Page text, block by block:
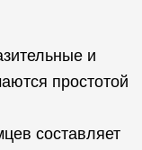
и
простотой
составляет